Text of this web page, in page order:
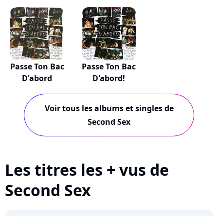
Passe Ton Bac
D'abord
Passe Ton Bac
D'abord!
Voir tous les albums et singles de
Second Sex
Les titres les + vus de
Second Sex